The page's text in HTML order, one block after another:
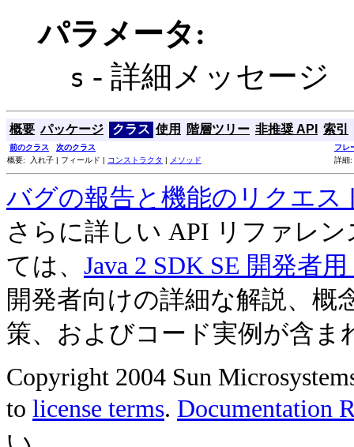
パラメータ:
s - 詳細メッセージ
概要 パッケージ クラス 使用 階層ツリー 非推奨 API 索引
前のクラス 次のクラス
フレ
概要: 入れ子 | フィールド | コンストラクタ | メソッド 詳細
バグの報告と機能のリクエス
さらに詳しい API リファレ
ては、 Java 2 SDK SE 開発者
開発者向けの詳細な解説、概
策、およびコード実例が含ま
Copyright 2004 Sun
to license terms. Documentation